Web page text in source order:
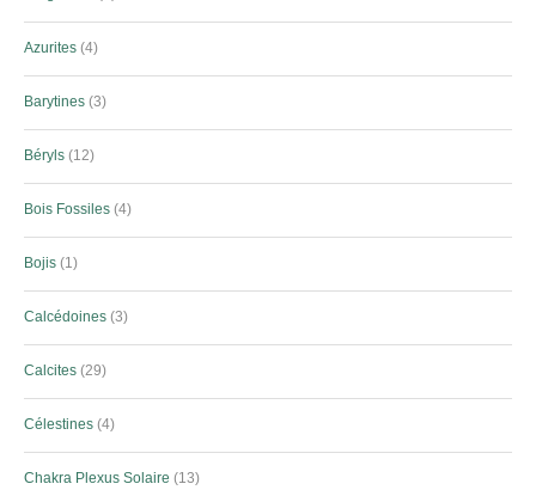
Azurites 4
Barytines 3
Béryls 12
Bois Fossiles 4
Bojis 1
Calcédoines 3
Calcites 29
Célestines 4
Chakra Plexus Solaire 13